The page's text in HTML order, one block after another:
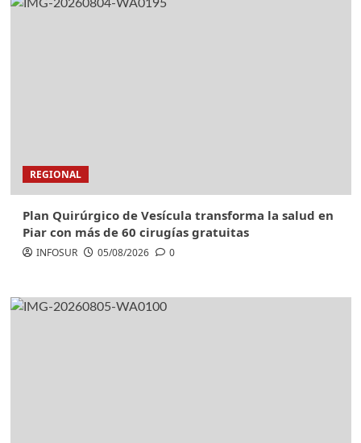
REGIONAL
Plan Quirúrgico de Vesícula transforma la salud en
Piar con más de 60 cirugías gratuitas
INFOSUR 05/08/2026 0